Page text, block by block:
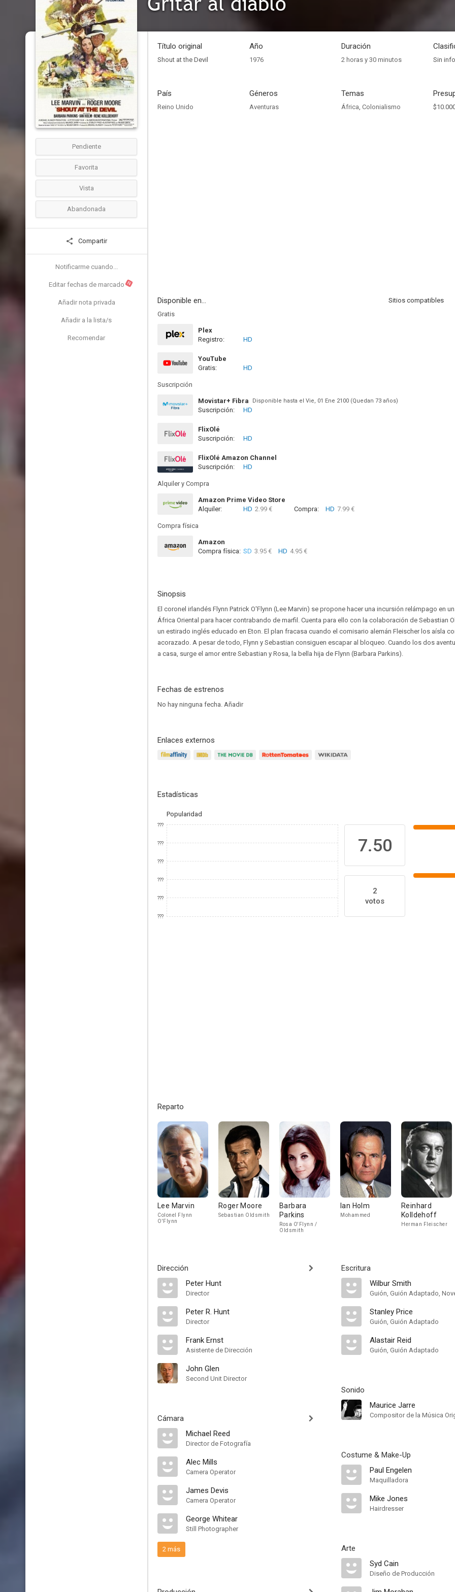
Pendiente
Favorita
Vista
Abandonada
Compartir
Notificarme cuando...
Editar fechas de marcado N
Añadir nota privada
Añadir a la lista/s
Recomendar
Título original
Shout at the Devil
Año
1976
Duración
2 horas y 30 minutos Sin
País
Reino Unido
Géneros
Aventuras
Temas
África, Colonialismo
Disponible en...
Sitios compatibles
Gratis
Plex
Registro:
HD
YouTube
Gratis:
HD
Suscripción
Movistar+ Fibra Disponible hasta el Vie, 01 Ene 2100 (Quedan 73 años)
Suscripción: HD
FlixOlé
Suscripción:
HD
FlixOlé Amazon Channel
Suscripción:
HD
Alquiler y Compra
Amazon Prime Video Store
Alquiler:
HD 2.99 € Compra: HD 7.99 €
Compra física
Amazon
Compra física: SD 3.95 € HD 4.95 €
Sinopsis
El coronel irlandés Flynn Patrick O'Flynn (Lee Marvin) se propone hacer una incursión relámpago en
África Oriental para hacer contrabando de marfil. Cuenta para ello con la colaboración de Sebastian
un estirado inglés educado en Eton. El plan fracasa cuando el comisario alemán Fleischer los aísla
acorazado. A pesar de todo, Flynn y Sebastian consiguen escapar al bloqueo. Cuando los dos
a casa, surge el amor entre Sebastian y Rosa, la bella hija de Flynn (Barbara Parkins).
Fechas de estrenos
No hay ninguna fecha. Añadir
Enlaces externos
Estadísticas
Popularidad
???
???
???
???
???
???
7.50
2
votos
Reparto
Lee Marvin
Colonel Flynn
O'Flynn
Roger Moore
Sebastian Oldsmith
Barbara
Parkins
Rosa O'Flynn /
Oldsmith
Ian Holm
Mohammed
Reinhard
Kolldehoff
Herman Fleischer
Dirección
Peter Hunt
Director
Peter R. Hunt
Director
Frank Ernst
Asistente de Dirección
John Glen
Second Unit Director
Cámara
Michael Reed
Director de Fotografía
Alec Mills
Camera Operator
James Devis
Camera Operator
George Whitear
Still Photographer
2 más
Escritura
Wilbur Smith
Guión, Guión Adaptado,
Stanley Price
Guión, Guión Adaptado
Alastair Reid
Guión, Guión Adaptado
Sonido
Maurice Jarre
Compositor de la Música
Costume & Make-Up
Paul Engelen
Maquilladora
Mike Jones
Hairdresser
Arte
Syd Cain
Diseño de Producción